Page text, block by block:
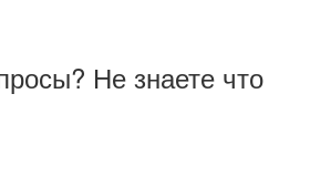
Не знаете что